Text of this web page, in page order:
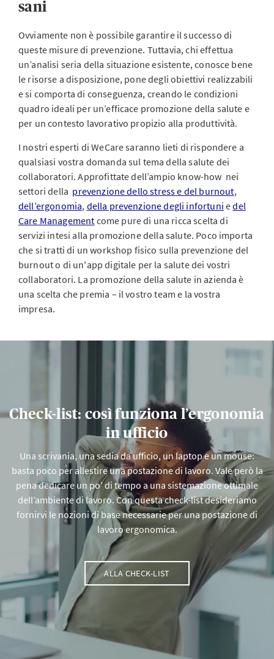
sani
Ovviamente non è possibile garantire il successo di
queste misure di prevenzione. Tuttavia, chi effettua
un’analisi seria della situazione esistente, conosce bene
le risorse a disposizione, pone degli obiettivi realizzabili
e si comporta di conseguenza, creando le condizioni
quadro ideali per un’efficace promozione della salute e
per un contesto lavorativo propizio alla produttività.
I nostri esperti di WeCare saranno lieti di rispondere a
qualsiasi vostra domanda sul tema della salute dei
collaboratori. Approfittate dell’ampio know-how nei
settori della prevenzione dello stress e del burnout,
dell’ergonomia, della prevenzione degli infortuni edel
Care Management come pure di una ricca scelta di
servizi intesi alla promozione della salute. Poco importa
che si tratti di un workshop fisico sulla prevenzione del
burnout o di un'app digitale per la salute dei vostri
collaboratori. La promozione della salute in azienda è
una scelta che premia – il vostro team e la vostra
impresa.
Check-list: così funziona l’ergonomia
in ufficio
Una scrivania, una sedia da ufficio, un laptop e un mouse:
basta poco per allestire una postazione di lavoro. Vale però la
pena dedicare un po’ di tempo a una sistemazione ottimale
dell’ambiente di lavoro. Con questa check-list desideriamo
fornirvi le nozioni di base necessarie per una postazione di
lavoro ergonomica.
ALLA CHECK-LIST